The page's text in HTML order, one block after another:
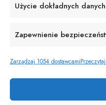
Użycie dokładnych
Zapewnienie
Zarządzaj 1054 dostawcami